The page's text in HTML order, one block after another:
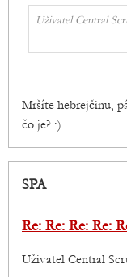
Uživatel Central
Mršíte hebrejčinu,
čo je? :)
SPA
Re: Re: Re: Re:
Uživatel Central